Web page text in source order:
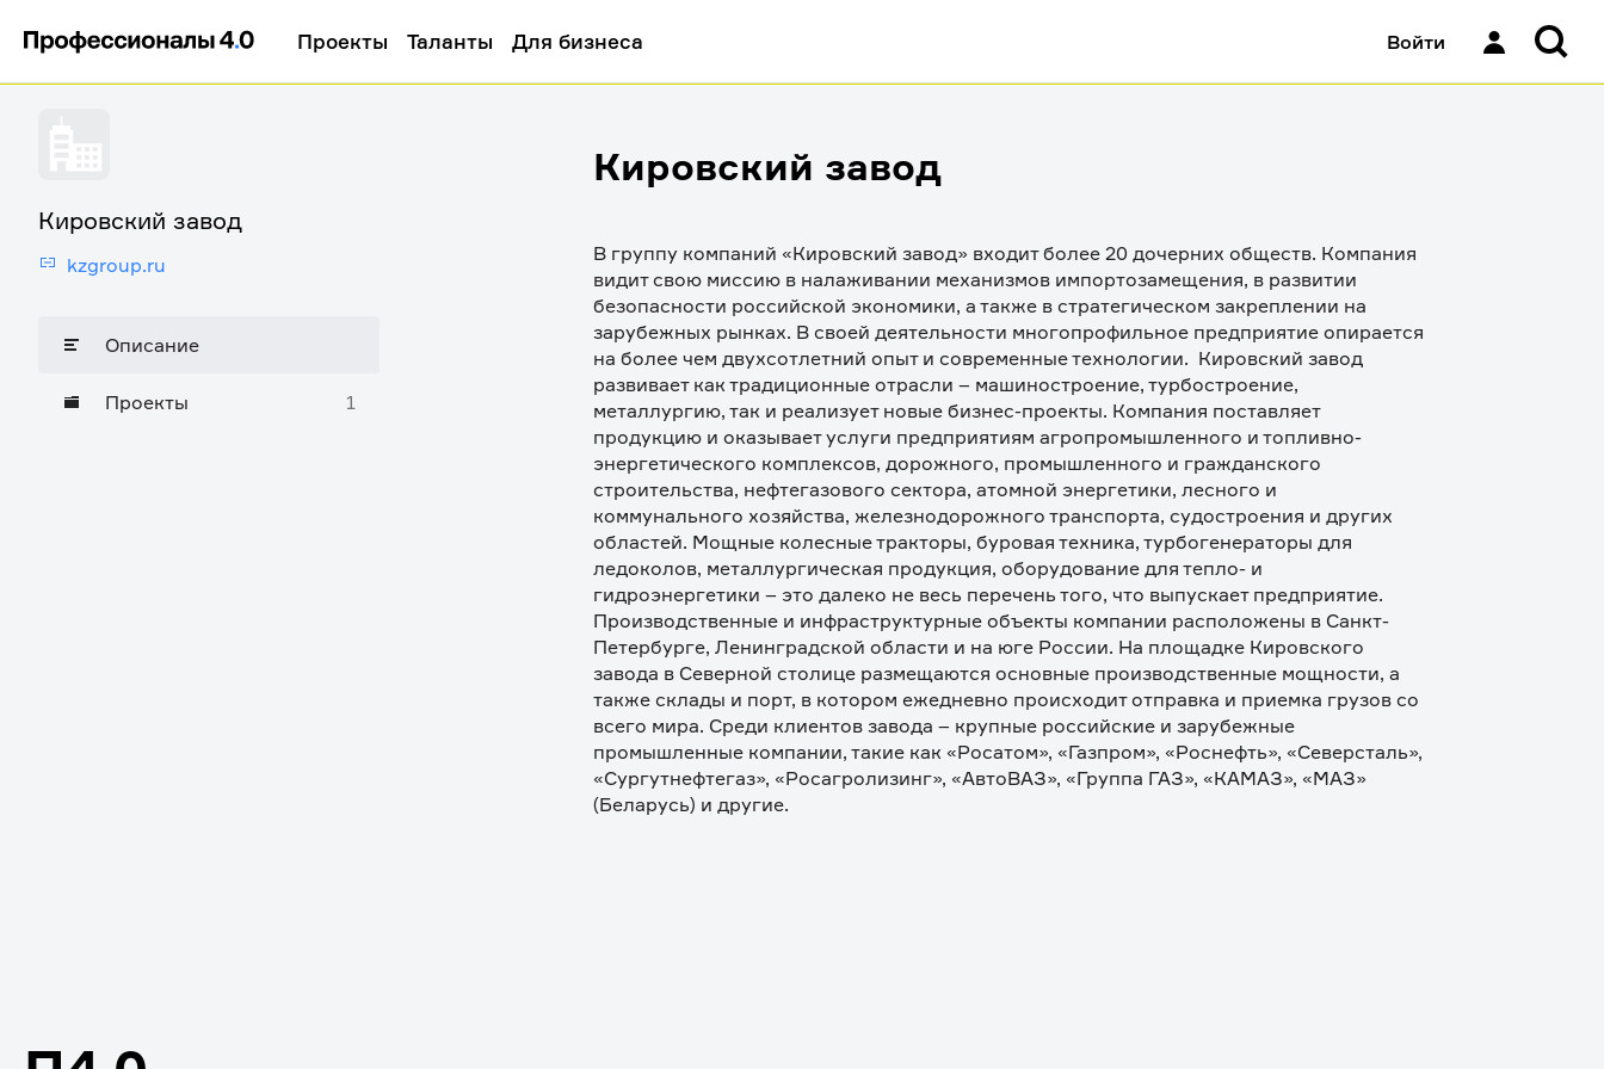
Проекты Таланты Для бизнеса Войти
Кировский завод
kzgroup.ru
Описание
Проекты 1
Кировский завод
В группу компаний «Кировский завод» входит более 20 дочерних обществ. Компания
видит свою миссию в налаживании механизмов импортозамещения, в развитии
безопасности российской экономики, а также в стратегическом закреплении на
зарубежных рынках. В своей деятельности многопрофильное предприятие опирается
на более чем двухсотлетний опыт и современные технологии.  Кировский завод
развивает как традиционные отрасли – машиностроение, турбостроение,
металлургию, так и реализует новые бизнес-проекты. Компания поставляет
продукцию и оказывает услуги предприятиям агропромышленного и топливно-
энергетического комплексов, дорожного, промышленного и гражданского
строительства, нефтегазового сектора, атомной энергетики, лесного и
коммунального хозяйства, железнодорожного транспорта, судостроения и других
областей. Мощные колесные тракторы, буровая техника, турбогенераторы для
ледоколов, металлургическая продукция, оборудование для тепло- и
гидроэнергетики – это далеко не весь перечень того, что выпускает предприятие.
Производственные и инфраструктурные объекты компании расположены в Санкт-
Петербурге, Ленинградской области и на юге России. На площадке Кировского
завода в Северной столице размещаются основные производственные мощности, а
также склады и порт, в котором ежедневно происходит отправка и приемка грузов со
всего мира. Среди клиентов завода – крупные российские и зарубежные
промышленные компании, такие как «Росатом», «Газпром», «Роснефть», «Северсталь»,
«Сургутнефтегаз», «Росагролизинг», «АвтоВАЗ», «Группа ГАЗ», «КАМАЗ», «МАЗ»
(Беларусь) и другие.